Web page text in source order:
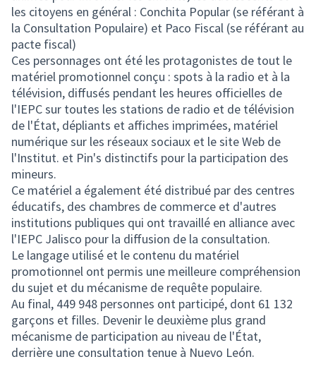
les citoyens en général : Conchita Popular (se référant à
la Consultation Populaire) et Paco Fiscal (se référant au
pacte fiscal)
Ces personnages ont été les protagonistes de tout le
matériel promotionnel conçu : spots à la radio et à la
télévision, diffusés pendant les heures officielles de
l'IEPC sur toutes les stations de radio et de télévision
de l'État, dépliants et affiches imprimées, matériel
numérique sur les réseaux sociaux et le site Web de
l'Institut. et Pin's distinctifs pour la participation des
mineurs.
Ce matériel a également été distribué par des centres
éducatifs, des chambres de commerce et d'autres
institutions publiques qui ont travaillé en alliance avec
l'IEPC Jalisco pour la diffusion de la consultation.
Le langage utilisé et le contenu du matériel
promotionnel ont permis une meilleure compréhension
du sujet et du mécanisme de requête populaire.
Au final, 449 948 personnes ont participé, dont 61 132
garçons et filles. Devenir le deuxième plus grand
mécanisme de participation au niveau de l'État,
derrière une consultation tenue à Nuevo León.